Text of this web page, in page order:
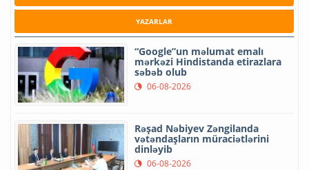
YAZARLAR
“Google”un məlumat emalı
mərkəzi Hindistanda etirazlara
səbəb olub
06-08-2026
Rəşad Nəbiyev Zəngilanda
vətəndaşların müraciətlərini
dinləyib
06-08-2026